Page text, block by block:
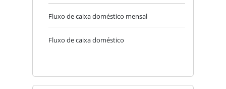
Fluxo de caixa doméstico mensal
Fluxo de caixa doméstico